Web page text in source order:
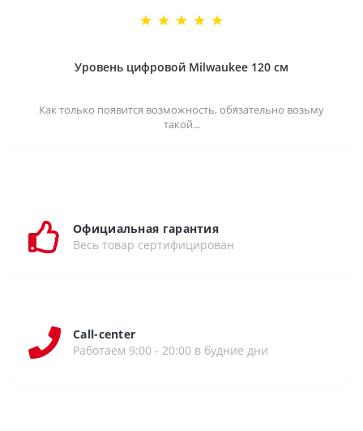
Уровень цифровой Milwaukee 120 см
Как только появится возможность, обязательно возьму
такой...
Официальная гарантия
Весь товар сертифицирован
Call-center
Работаем 9:00 - 20:00 в будние дни